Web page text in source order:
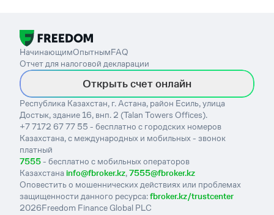
НачинающимОпытнымFAQ
Отчет для налоговой декларации
Открыть счет онлайн
Республика Казахстан, г. Астана, район Есиль, улица
Достык, здание 16, внп. 2 (Talan Towers Offices).
+7 7172 67 77 55 - бесплатно с городских номеров
Казахстана, с международных и мобильных - звонок
платный
7555- бесплатно с мобильных операторов
Казахстанаinfo@fbroker.kz,7555@fbroker.kz
Оповестить о мошеннических действиях или проблемах
защищенности данного ресурса:fbroker.kz/trustcenter
2026Freedom Finance Global PLC